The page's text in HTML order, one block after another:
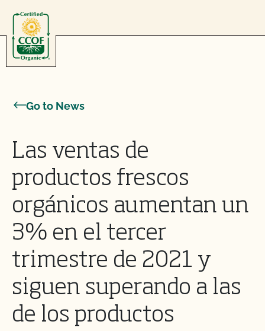
Go to News
Las ventas de
productos frescos
orgánicos aumentan un
3% en el tercer
trimestre de 2021 y
siguen superando a las
de los productos